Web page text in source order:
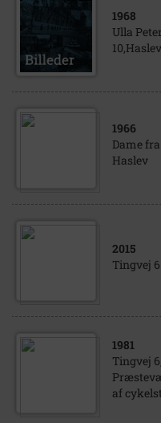
1968
Ulla
10,Haslev
1966
Dame
Haslev
2015
Tingvej
1981
Tingvej 6,
af